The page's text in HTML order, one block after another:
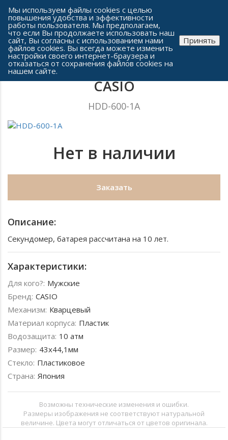
Сеть часовых салонов г. Челябинска
Мужские часы
CASIO
HDD-600-1A
Нет в наличии
Заказать
Описание:
Секундомер, батарея рассчитана на 10 лет.
Характеристики:
Для кого?: Мужские
Бренд: CASIO
Механизм: Кварцевый
Материал корпуса: Пластик
Водозащита: 10 атм
Размер: 43x44,1мм
Стекло: Пластиковое
Страна: Япония
Возможны технические изменения и ошибки.
Размеры изображения не соответствуют натуральной
величине. Цвета могут отличаться от цветов оригинала.
Мы используем файлы cookies с целью
повышения удобства и эффективности
работы пользователя. Мы предполагаем,
что если Вы продолжаете использовать наш
сайт, Вы согласны с использованием нами
файлов cookies. Вы всегда можете изменить
настройки своего интернет-браузера и
отказаться от сохранения файлов cookies на
нашем сайте.
Принять